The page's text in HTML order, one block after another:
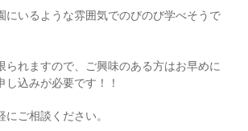
にいるような雰囲気でのびのび学べそうで
られますので、ご興味のある方はお早めに
し込みが必要です！！
ご相談ください。